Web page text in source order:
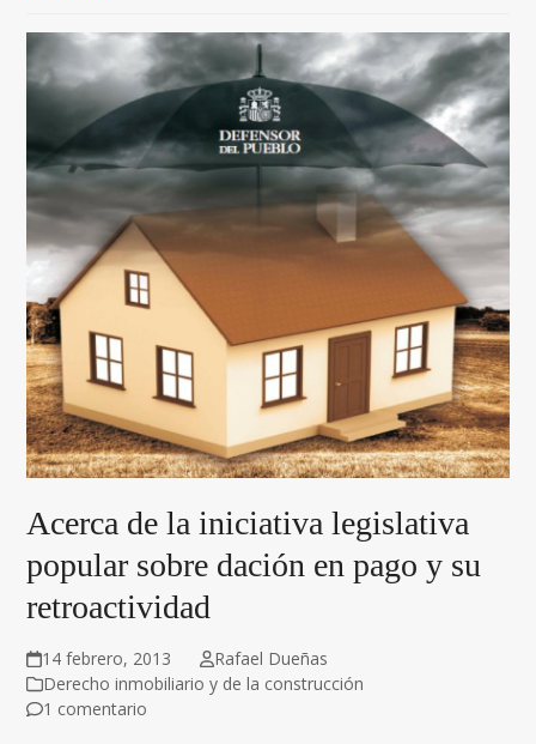
Acerca de la iniciativa legislativa
popular sobre dación en pago y su
retroactividad
14 febrero, 2013
Rafael Dueñas
Derecho inmobiliario y de la construcción
1 comentario